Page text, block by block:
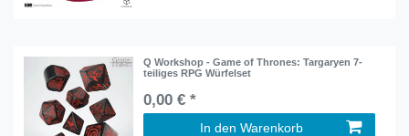
Q Workshop - Game of Thrones: Targaryen 7-
teiliges RPG Würfelset
0,00 € *
In den Warenkorb